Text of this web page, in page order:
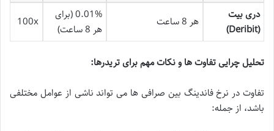
دری بیت
(Deribit)
هر 8 ساعت
0.01% (برای
هر 8 ساعت)
100x
تحلیل چرایی تفاوت ها و نکات مهم برای تریدرها:
تفاوت در نرخ فاندینگ بین صرافی ها می تواند ناشی از عوامل مختلفی
باشد، از جمله: